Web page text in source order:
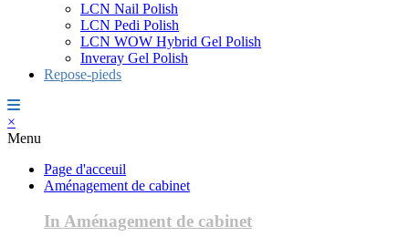
LCN Nail Polish
LCN Pedi Polish
LCN WOW Hybrid Gel Polish
Inveray Gel Polish
Repose-pieds
×
Menu
Page d'acceuil
Aménagement de cabinet
In Aménagement de cabinet